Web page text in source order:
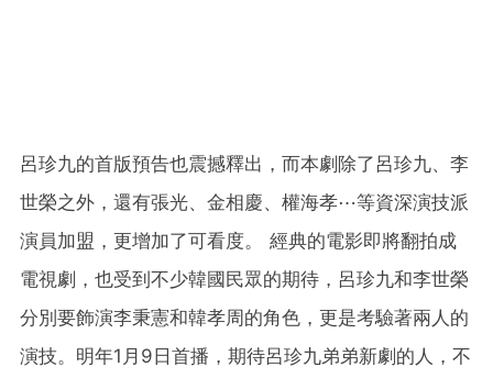
呂珍九的首版預告也震撼釋出，而本劇除了呂珍九、李
世榮之外，還有張光、金相慶、權海孝⋯等資深演技派
演員加盟，更增加了可看度。 經典的電影即將翻拍成
電視劇，也受到不少韓國民眾的期待，呂珍九和李世榮
分別要飾演李秉憲和韓孝周的角色，更是考驗著兩人的
演技。明年1月9日首播，期待呂珍九弟弟新劇的人，不